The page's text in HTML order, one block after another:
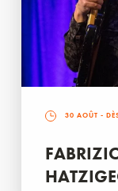
30 AOÛT -